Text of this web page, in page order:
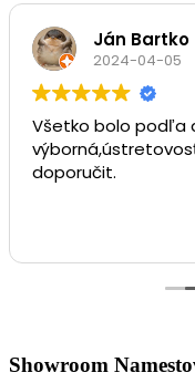
Ján Bartko
2024-04-05
Všetko bolo podľa
doporučit.
Showroom